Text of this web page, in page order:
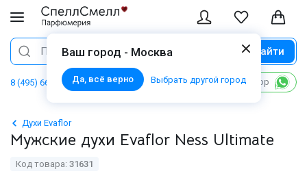
Ваш город - Москва
Да, всё верно Выбрать другой город
Поиск Найти
8 (495) 668 06 02 Написать в WhatsApp
Духи Evaflor
Мужские духи Evaflor Ness Ultimate
Код товара: 31631